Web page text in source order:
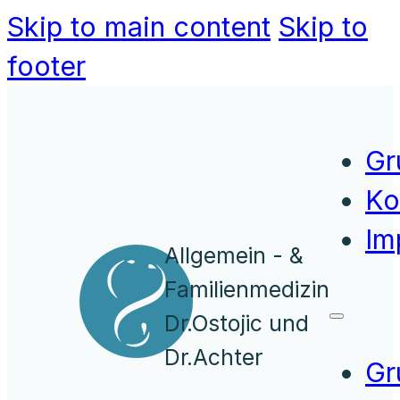
Skip to main content Skip to
footer
Allgemein - &
Familienmedizin
Dr.Ostojic und
Dr.Achter